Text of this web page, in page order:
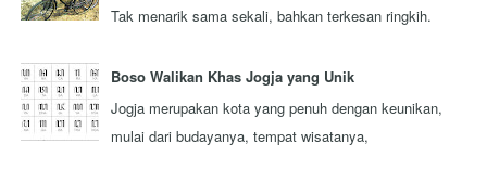
Tak menarik sama sekali, bahkan terkesan ringkih.
Boso Walikan Khas Jogja yang Unik
Jogja merupakan kota yang penuh dengan keunikan,
mulai dari budayanya, tempat wisatanya,